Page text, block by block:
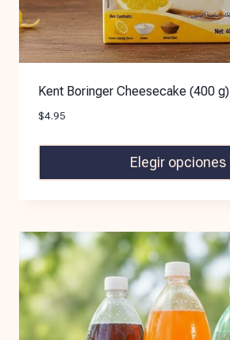
Kent Boringer Cheesecake (400 g)
$4.95
Elegir opciones